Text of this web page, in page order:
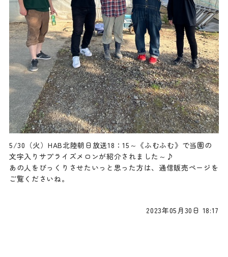
5/30（火）HAB北陸朝日放送18：15～《ふむふむ》で当園の
文字入りサプライズメロンが紹介されました～♪
あの人をびっくりさせたいっと思った方は、通信販売ページを
ご覧くださいね。
2023年05月30日 18:17